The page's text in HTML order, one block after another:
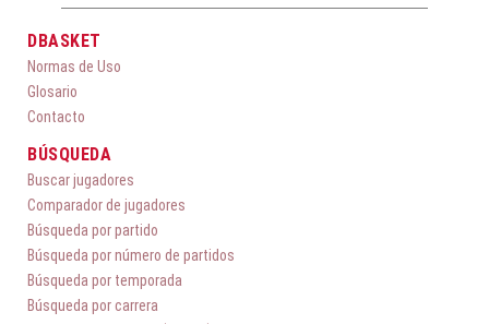
DBASKET
Normas de Uso
Glosario
Contacto
BÚSQUEDA
Buscar jugadores
Comparador de jugadores
Búsqueda por partido
Búsqueda por número de partidos
Búsqueda por temporada
Búsqueda por carrera